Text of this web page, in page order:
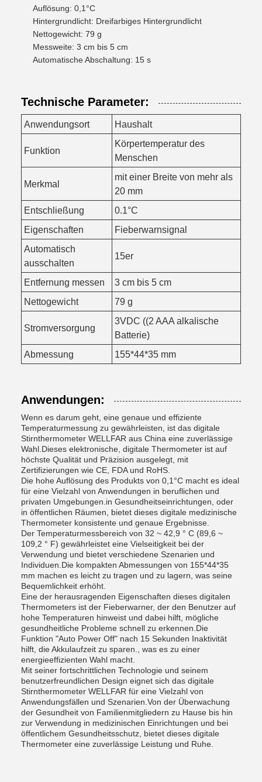
Auflösung: 0,1°C
Hintergrundlicht: Dreifarbiges Hintergrundlicht
Nettogewicht: 79 g
Messweite: 3 cm bis 5 cm
Automatische Abschaltung: 15 s
Technische Parameter:
Anwendungsort Haushalt
Funktion
Körpertemperatur des
Menschen
Merkmal
mit einer Breite von mehr als
20 mm
Entschließung
0.1°C
Eigenschaften
Fieberwarnsignal
Automatisch
ausschalten
15er
Entfernung messen
3 cm bis 5 cm
Nettogewicht
79 g
Stromversorgung
3VDC ((2 AAA alkalische
Batterie)
Abmessung
155*44*35 mm
Anwendungen:
Wenn es darum geht, eine genaue und effiziente
Temperaturmessung zu gewährleisten, ist das digitale
Stirnthermometer WELLFAR aus China eine zuverlässige
Wahl.Dieses elektronische, digitale Thermometer ist auf
höchste Qualität und Präzision ausgelegt, mit
Zertifizierungen wie CE, FDA und RoHS.
Die hohe Auflösung des Produkts von 0,1°C macht es ideal
für eine Vielzahl von Anwendungen in beruflichen und
privaten Umgebungen.in Gesundheitseinrichtungen, oder
in öffentlichen Räumen, bietet dieses digitale medizinische
Thermometer konsistente und genaue Ergebnisse.
Der Temperaturmessbereich von 32 ~ 42,9 ° C (89,6 ~
109,2 ° F) gewährleistet eine Vielseitigkeit bei der
Verwendung und bietet verschiedene Szenarien und
Individuen.Die kompakten Abmessungen von 155*44*35
mm machen es leicht zu tragen und zu lagern, was seine
Bequemlichkeit erhöht.
Eine der herausragenden Eigenschaften dieses digitalen
Thermometers ist der Fieberwarner, der den Benutzer auf
hohe Temperaturen hinweist und dabei hilft, mögliche
gesundheitliche Probleme schnell zu erkennen.Die
Funktion "Auto Power Off" nach 15 Sekunden Inaktivität
hilft, die Akkulaufzeit zu sparen., was es zu einer
energieeffizienten Wahl macht.
Mit seiner fortschrittlichen Technologie und seinem
benutzerfreundlichen Design eignet sich das digitale
Stirnthermometer WELLFAR für eine Vielzahl von
Anwendungsfällen und Szenarien.Von der Überwachung
der Gesundheit von Familienmitgliedern zu Hause bis hin
zur Verwendung in medizinischen Einrichtungen und bei
öffentlichem Gesundheitsschutz, bietet dieses digitale
Thermometer eine zuverlässige Leistung und Ruhe.